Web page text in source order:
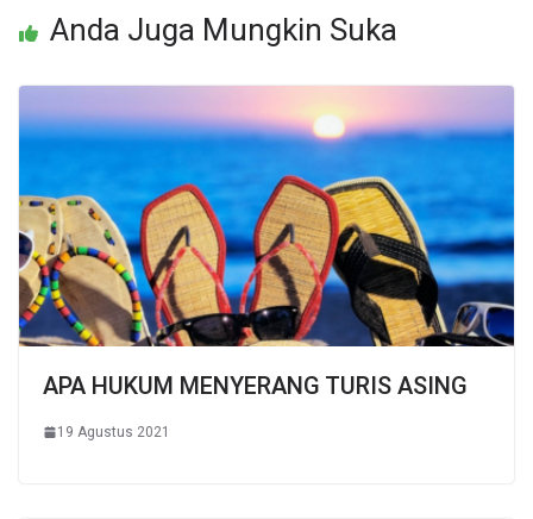
Anda Juga Mungkin Suka
APA HUKUM MENYERANG TURIS ASING
19 Agustus 2021